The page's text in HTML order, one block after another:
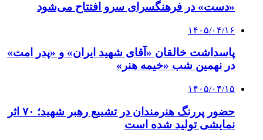
«دست» در فرهنگسرای سرو افتتاح می‌شود
۱۴۰۵/۰۴/۱۶
پاسداشت خالقان «آقای شهید ایران» و «پدر امت»
در نهمین شب «خیمه هنر»
۱۴۰۵/۰۴/۱۵
حضور پررنگ هنرمندان در تشییع رهبر شهید؛ ۷۰ اثر
نمایشی تولید شده است